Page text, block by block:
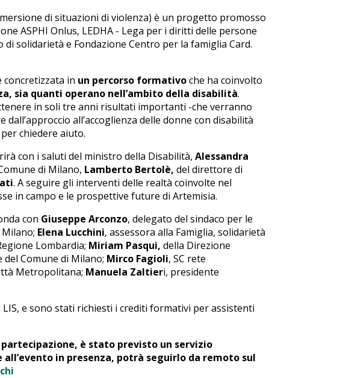
di situazioni di violenza) è un progetto promosso
ASPHI Onlus, LEDHA - Lega per i diritti delle persone
solidarietà e Fondazione Centro per la famiglia Card.
concretizzata in un percorso formativoche ha coinvolto
sia quanti operano nell’ambito della disabilità.
in soli tre anni risultati importanti -che verranno
all’accoglienza delle donne con disabilità
chiedere aiuto.
con i saluti del ministro della Disabilità, Alessandra
di Milano, Lamberto Bertolè, del direttore di
. A seguire gli interventi delle realtà coinvolte nel
in campo e le prospettive future di Artemisia.
con Giuseppe Arconzo, delegato del sindaco per le
Elena Lucchini, assessora alla Famiglia, solidarietà
Lombardia; Miriam Pasqui, della Direzione
Comune di Milano; Mirco Fagioli, SC rete
Metropolitana; Manuela Zaltieri, presidente
e sono stati richiesti i crediti formativi per assistenti
è stato previsto un servizio
in presenza, potrà seguirlo da remoto sul